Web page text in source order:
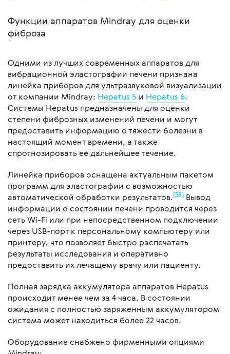
Функции аппаратов Mindray для оценки
фиброза
Одними из лучших современных аппаратов для
вибрационной эластографии печени признана
линейка приборов для ультразвуковой визуализации
от компании Mindray: Hepatus 5 и Hepatus 6.
Системы Hepatus предназначены для оценки
степени фиброзных изменений печени и могут
предоставить информацию о тяжести болезни в
настоящий момент времени, а также
спрогнозировать ее дальнейшее течение.
Линейка приборов оснащена актуальным пакетом
программ для эластографии с возможностью
автоматической обработки результатов.[38] Вывод
информации о состоянии печени проводится через
сеть Wi-Fi или при непосредственном подключении
через USB-порт к персональному компьютеру или
принтеру, что позволяет быстро распечатать
результаты исследования и оперативно
предоставить их лечащему врачу или пациенту.
Полная зарядка аккумулятора аппаратов Hepatus
происходит менее чем за 4 часа. В состоянии
ожидания с полностью заряженным аккумулятором
система может находиться более 22 часов.
Оборудование снабжено фирменными опциями